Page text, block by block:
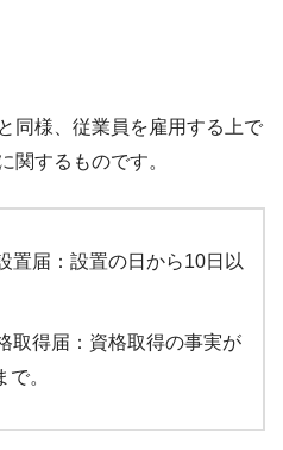
同様、従業員を雇用する上で
関するものです。
置届：設置の日から10日以
取得届：資格取得の事実が
。